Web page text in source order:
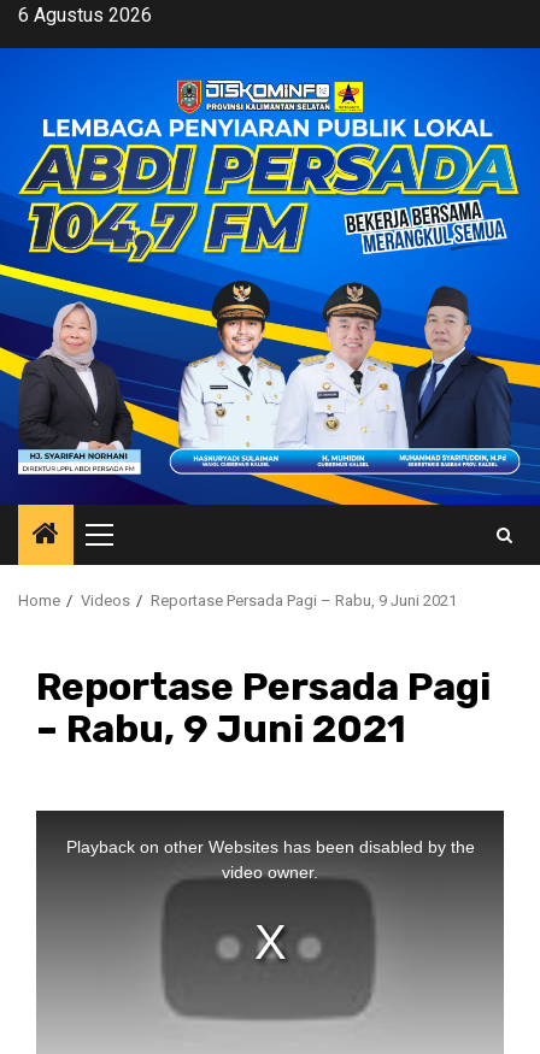
Skip6 Agustus 2026
Primary
Menu
Home Videos Reportase Persada Pagi – Rabu, 9 Juni 2021
Reportase Persada Pagi
– Rabu, 9 Juni 2021